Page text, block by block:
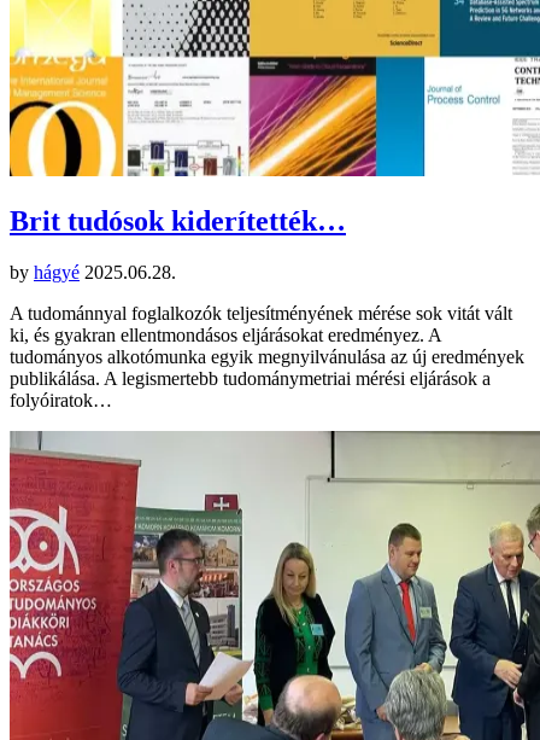
Brit tudósok kiderítették…
by hágyé 2025.06.28.
A tudománnyal foglalkozók teljesítményének mérése sok vitát vált
ki, és gyakran ellentmondásos eljárásokat eredményez. A
tudományos alkotómunka egyik megnyilvánulása az új eredmények
publikálása. A legismertebb tudománymetriai mérési eljárások a
folyóiratok…